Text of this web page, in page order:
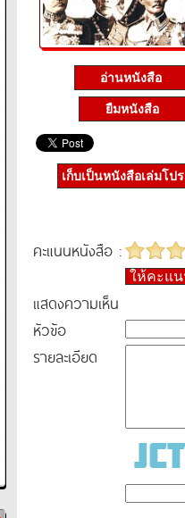
อ่านหนังสือ
ยืมหนังสือ
เก็บเป็นหนังสือเล่มโป
คะแนนหนังสือ :
ให้คะแ
แสดงความเห็น
หัวข้อ
รายละเอียด